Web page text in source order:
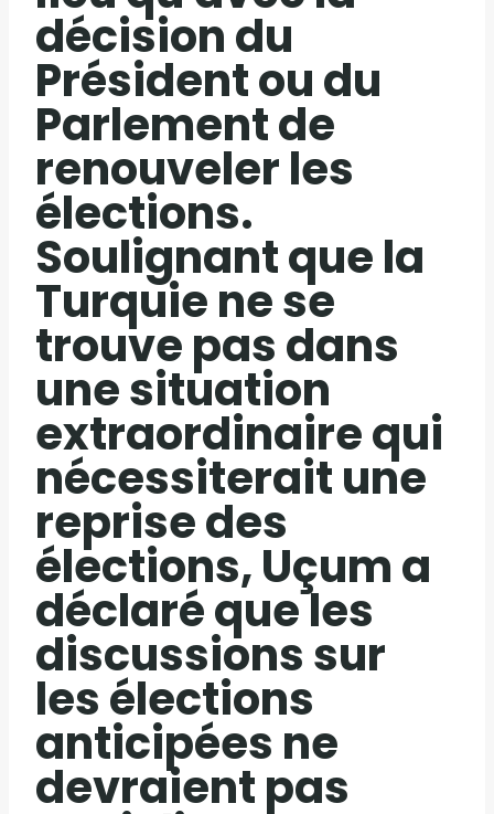
décision du
Président ou du
Parlement de
renouveler les
élections.
Soulignant que la
Turquie ne se
trouve pas dans
une situation
extraordinaire qui
nécessiterait une
reprise des
élections, Uçum a
déclaré que les
discussions sur
les élections
anticipées ne
devraient pas